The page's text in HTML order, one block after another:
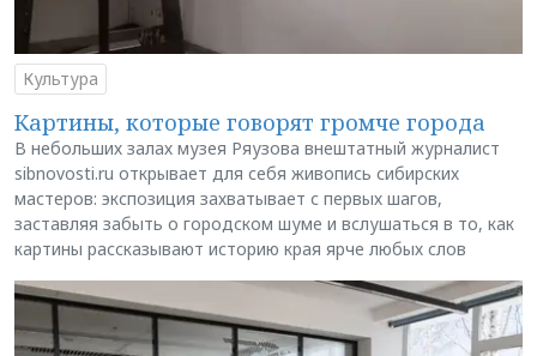
Культура
Картины, которые говорят громче города
В небольших залах музея Ряузова внештатный журналист
sibnovosti.ru открывает для себя живопись сибирских
мастеров: экспозиция захватывает с первых шагов,
заставляя забыть о городском шуме и вслушаться в то, как
картины рассказывают историю края ярче любых слов